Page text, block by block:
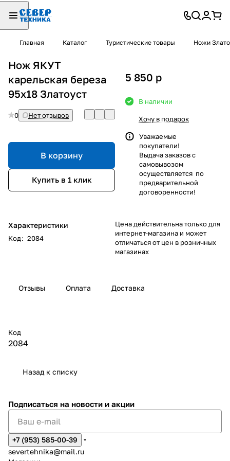
Главная Каталог Туристические товары Ножи
Нож ЯКУТ
карельская береза
95х18 Златоуст
0 Нет отзывов
В корзину
Купить в 1 клик
Характеристики
Код: 2084
5 850 p
В наличии
Хочу в подарок
Уважаемые
покупатели!
Выдача заказов с
самовывозом
осуществляется по
предварительной
договоренности!
Цена действительна только для
интернет-магазина и может
отличаться от цен в розничных
магазинах
Отзывы Оплата Доставка
Код
2084
Назад к списку
Подписаться на новости и акции
+7 (953) 585-00-39
severtehnika@mail.ru